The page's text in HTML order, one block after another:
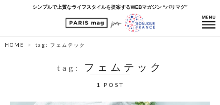
シンプルで上質なライフスタイルを提案するWEBマガジン “パリマグ”
HOME tag: フェムテック
tag: フェムテック
1 POST